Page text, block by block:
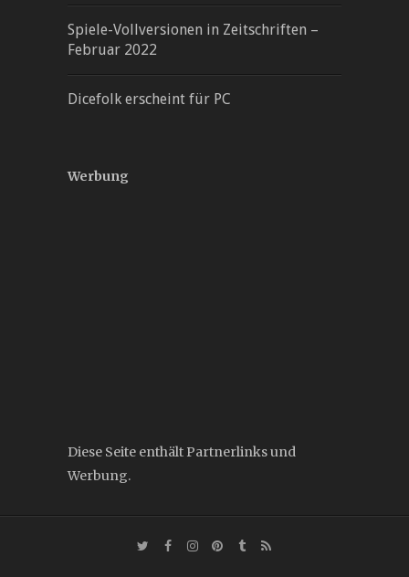
Spiele-Vollversionen in Zeitschriften –
Februar 2022
Dicefolk erscheint für PC
Werbung
Diese Seite enthält Partnerlinks und
Werbung.